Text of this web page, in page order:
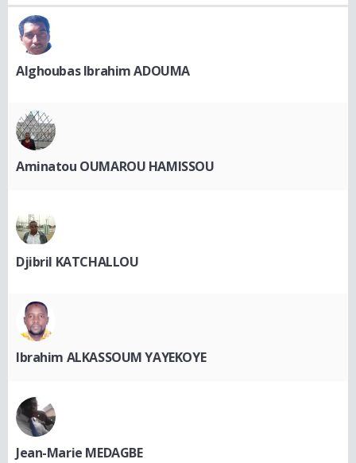
Alghoubas Ibrahim ADOUMA
Aminatou OUMAROU HAMISSOU
Djibril KATCHALLOU
Ibrahim ALKASSOUM YAYEKOYE
Jean-Marie MEDAGBE